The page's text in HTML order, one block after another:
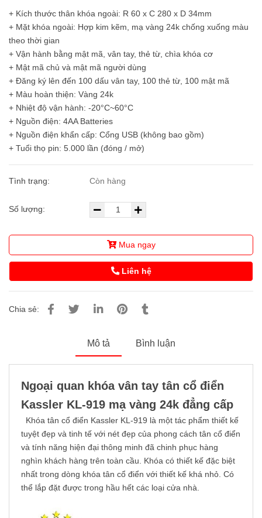
+ Kích thước thân khóa ngoài: R 60 x C 280 x D 34mm
+ Mặt khóa ngoài: Hợp kim kẽm, mạ vàng 24k chống xuống màu
theo thời gian
+ Vận hành bằng mật mã, vân tay, thẻ từ, chìa khóa cơ
+ Mật mã chủ và mật mã người dùng
+ Đăng ký lên đến 100 dấu vân tay, 100 thẻ từ, 100 mật mã
+ Màu hoàn thiện: Vàng 24k
+ Nhiệt độ vận hành: -20°C~60°C
+ Nguồn điện: 4AA Batteries
+ Nguồn điện khẩn cấp: Cổng USB (không bao gồm)
+ Tuổi thọ pin: 5.000 lần (đóng / mở)
Tình trạng: Còn hàng
Số lượng:
Mua ngay
Liên hệ
Chia sẻ:
Mô tả Bình luận
Ngoại quan khóa vân tay tân cổ điển
Kassler KL-919 mạ vàng 24k đẳng cấp
Khóa tân cổ điển Kassler KL-919 là một tác phẩm thiết kế
tuyệt đẹp và tinh tế với nét đẹp của phong cách tân cổ điển
và tính năng hiện đại thông minh đã chinh phục hàng
nghìn khách hàng trên toàn cầu. Khóa có thiết kế đặc biệt
nhất trong dòng khóa tân cổ điển với thiết kế khá nhỏ. Có
thể lắp đặt được trong hầu hết các loại cửa nhà.